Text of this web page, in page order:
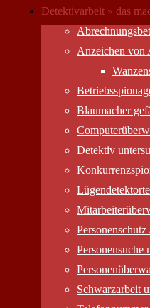
Detektivarbeit » das
Anzeichen von
Blaumacher
Detektiv
Personensuche
Schwarzarbeit